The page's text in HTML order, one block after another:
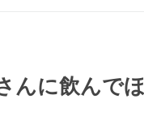
んに飲んでほ